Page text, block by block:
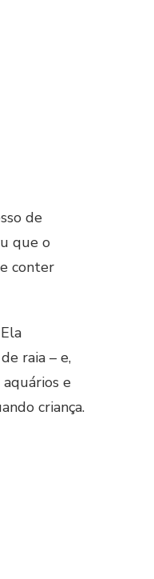
de
que o
conter
raia – e,
e
criança.